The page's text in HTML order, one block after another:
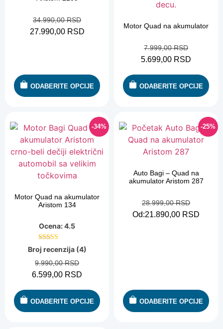
34.990,00RSD
27.990,00 RSD
ODABERITE OPCIJE
Motor Quad na akumulator
7.999,00RSD
5.699,00 RSD
ODABERITE OPCIJE
-34%
Motor Quad na akumulator
Aristom 134
Ocena: 4.5
Ocenjeno
sa
4.50
od 5
Broj recenzija (4)
9.990,00RSD
6.599,00 RSD
ODABERITE OPCIJE
-25%
Auto Bagi – Quad na
akumulator Aristom 287
28.999,00RSD
Od:21.890,00 RSD
ODABERITE OPCIJE